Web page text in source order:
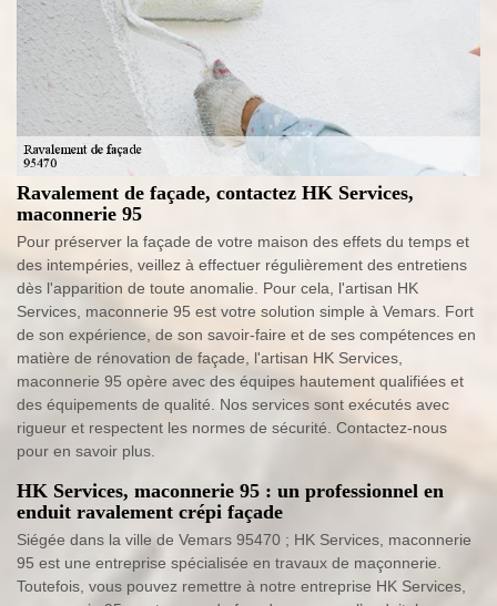
Ravalement de façade, contactez HK Services,
maconnerie 95
Pour préserver la façade de votre maison des effets du temps et
des intempéries, veillez à effectuer régulièrement des entretiens
dès l'apparition de toute anomalie. Pour cela, l'artisan HK
Services, maconnerie 95 est votre solution simple à Vemars. Fort
de son expérience, de son savoir-faire et de ses compétences en
matière de rénovation de façade, l'artisan HK Services,
maconnerie 95 opère avec des équipes hautement qualifiées et
des équipements de qualité. Nos services sont exécutés avec
rigueur et respectent les normes de sécurité. Contactez-nous
pour en savoir plus.
HK Services, maconnerie 95 : un professionnel en
enduit ravalement crépi façade
Siégée dans la ville de Vemars 95470 ; HK Services, maconnerie
95 est une entreprise spécialisée en travaux de maçonnerie.
Toutefois, vous pouvez remettre à notre entreprise HK Services,